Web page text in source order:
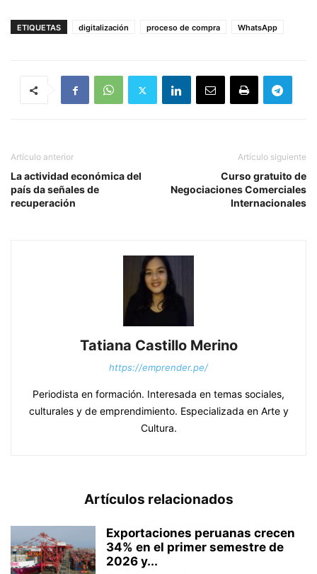
ETIQUETAS digitalización proceso de compra WhatsApp
Artículo anterior
La actividad económica del
país da señales de
recuperación
Artículo siguiente
Curso gratuito de
Negociaciones Comerciales
Internacionales
Tatiana Castillo Merino
https://emprender.pe/
Periodista en formación. Interesada en temas sociales,
culturales y de emprendimiento. Especializada en Arte y
Cultura.
Artículos relacionados
Exportaciones peruanas crecen
34% en el primer semestre de
2026 y...